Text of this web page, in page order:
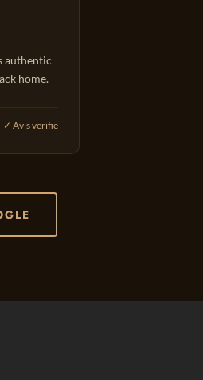
authentic
home.
✓ Avis verifie